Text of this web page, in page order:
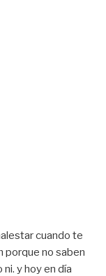
cuando te
porque no saben
ni. y hoy en día